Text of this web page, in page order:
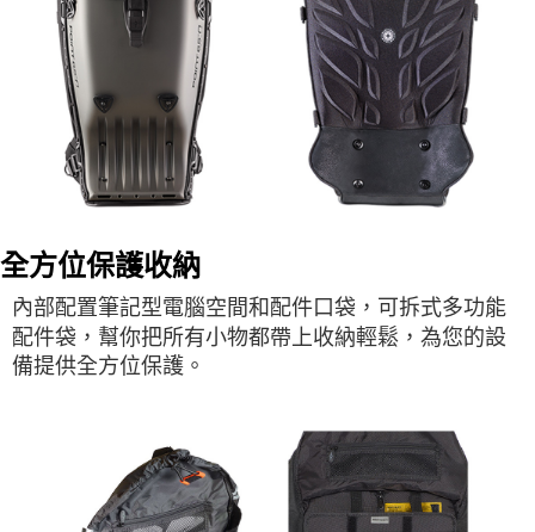
全方位保護收納
內部配置筆記型電腦空間和配件口袋，可拆式多功能
配件袋，幫你把所有小物都帶上收納輕鬆，為您的設
備提供全方位保護。